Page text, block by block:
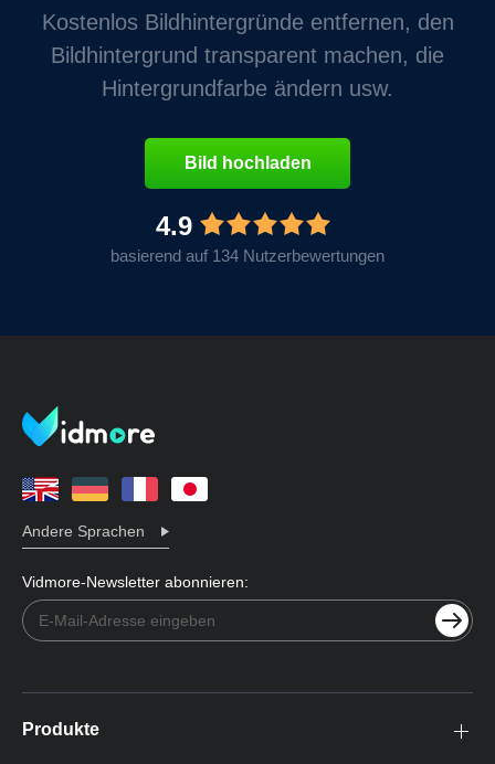
Kostenlos Bildhintergründe entfernen, den
Bildhintergrund transparent machen, die
Hintergrundfarbe ändern usw.
Bild hochladen
4.9
basierend auf 134 Nutzerbewertungen
Andere Sprachen
Vidmore-Newsletter abonnieren:
Produkte